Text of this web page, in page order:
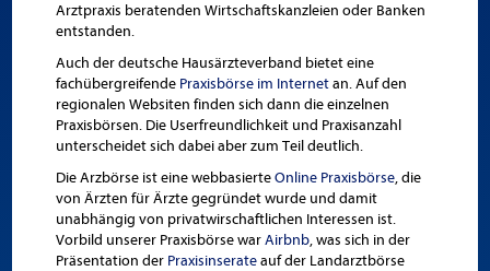
Arztpraxis beratenden Wirtschaftskanzleien oder Banken
entstanden.
Auch der deutsche Hausärzteverband bietet eine
fachübergreifende Praxisbörse im Internetan. Auf den
regionalen Websiten finden sich dann die einzelnen
Praxisbörsen. Die Userfreundlichkeit und Praxisanzahl
unterscheidet sich dabei aber zum Teil deutlich.
Die Arzbörse ist eine webbasierteOnline Praxisbörse, die
von Ärzten für Ärzte gegründet wurde und damit
unabhängig von privatwirschaftlichen Interessen ist.
Vorbild unserer Praxisbörse warAirbnb, was sich in der
Präsentation der Praxisinserateauf der Landarztbörse